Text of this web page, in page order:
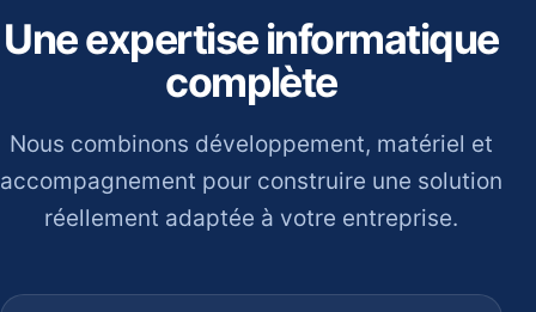
Une expertise informatique
complète
Nous combinons développement, matériel et
accompagnement pour construire une solution
réellement adaptée à votre entreprise.